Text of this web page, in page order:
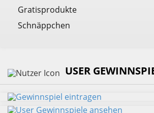
Gratisprodukte
Schnäppchen
USER